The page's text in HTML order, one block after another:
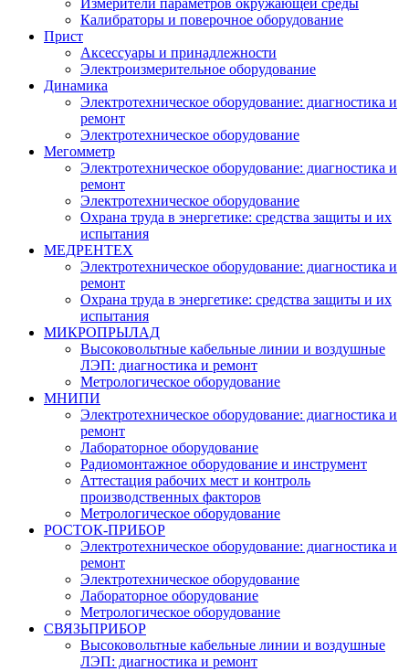
Измерители параметров окружающей среды
Калибраторы и поверочное оборудование
Прист
Аксессуары и принадлежности
Электроизмерительное оборудование
Динамика
Электротехническое оборудование: диагностика и
ремонт
Электротехническое оборудование
Мегомметр
Электротехническое оборудование: диагностика и
ремонт
Электротехническое оборудование
Охрана труда в энергетике: средства защиты и их
испытания
МЕДРЕНТЕХ
Электротехническое оборудование: диагностика и
ремонт
Охрана труда в энергетике: средства защиты и их
испытания
МИКРОПРЫЛАД
Высоковольтные кабельные линии и воздушные
ЛЭП: диагностика и ремонт
Метрологическое оборудование
МНИПИ
Электротехническое оборудование: диагностика и
ремонт
Лабораторное оборудование
Радиомонтажное оборудование и инструмент
Аттестация рабочих мест и контроль
производственных факторов
Метрологическое оборудование
РОСТОК-ПРИБОР
Электротехническое оборудование: диагностика и
ремонт
Электротехническое оборудование
Лабораторное оборудование
Метрологическое оборудование
СВЯЗЬПРИБОР
Высоковольтные кабельные линии и воздушные
ЛЭП: диагностика и ремонт